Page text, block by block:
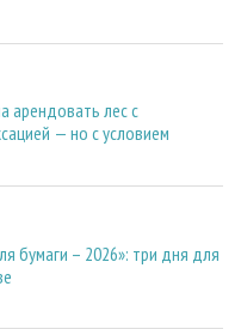
арендовать лес с
— но с условием
бумаги – 2026»: три дня для